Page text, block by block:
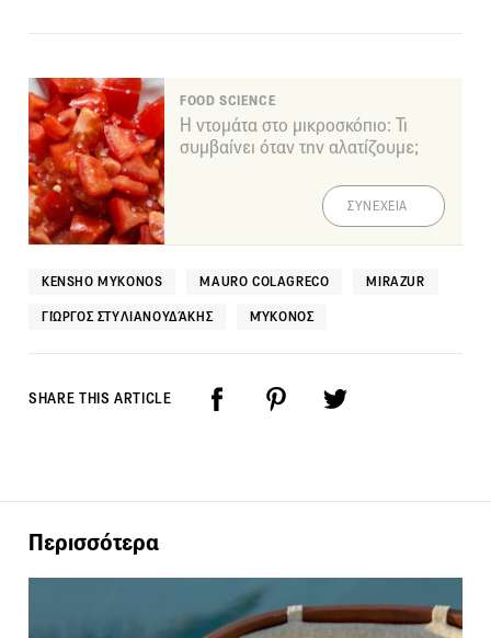
FOOD SCIENCE
Η ντομάτα στο μικροσκόπιο: Τι
συμβαίνει όταν την αλατίζουμε;
ΣΥΝΕΧΕΙΑ
KENSHO MYKONOS MAURO COLAGRECO MIRAZUR
ΓΙΏΡΓΟΣ ΣΤΥΛΙΑΝΟΥΔΆΚΗΣ ΜΎΚΟΝΟΣ
SHARE THIS ARTICLE
Περισσότερα